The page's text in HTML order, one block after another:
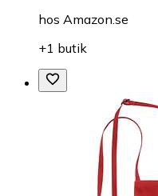
hos Amazon.se
+1 butik